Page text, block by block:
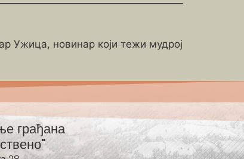
Ужица, новинар који тежи мудрој
грађана